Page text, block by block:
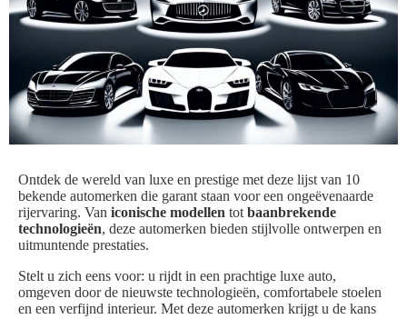
Ontdek de wereld van luxe en prestige met deze lijst van 10
bekende automerken die garant staan voor een ongeëvenaarde
rijervaring. Van iconische modellen tot baanbrekende
technologieën, deze automerken bieden stijlvolle ontwerpen en
uitmuntende prestaties.
Stelt u zich eens voor: u rijdt in een prachtige luxe auto,
omgeven door de nieuwste technologieën, comfortabele stoelen
en een verfijnd interieur. Met deze automerken krijgt u de kans